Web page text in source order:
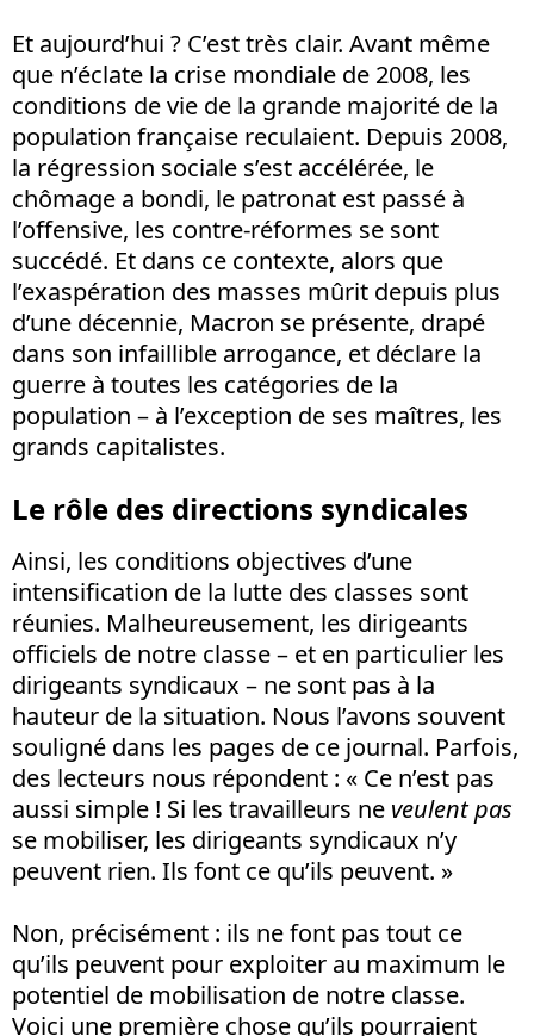
Et aujourd’hui ? C’est très clair. Avant même
que n’éclate la crise mondiale de 2008, les
conditions de vie de la grande majorité de la
population française reculaient. Depuis 2008,
la régression sociale s’est accélérée, le
chômage a bondi, le patronat est passé à
l’offensive, les contre-réformes se sont
succédé. Et dans ce contexte, alors que
l’exaspération des masses mûrit depuis plus
d’une décennie, Macron se présente, drapé
dans son infaillible arrogance, et déclare la
guerre à toutes les catégories de la
population – à l’exception de ses maîtres, les
grands capitalistes.
Le rôle des directions syndicales
Ainsi, les conditions objectives d’une
intensification de la lutte des classes sont
réunies. Malheureusement, les dirigeants
officiels de notre classe – et en particulier les
dirigeants syndicaux – ne sont pas à la
hauteur de la situation. Nous l’avons souvent
souligné dans les pages de ce journal. Parfois,
des lecteurs nous répondent : « Ce n’est pas
aussi simple ! Si les travailleurs ne veulent pas
se mobiliser, les dirigeants syndicaux n’y
peuvent rien. Ils font ce qu’ils peuvent. »
Non, précisément : ils ne font pas tout ce
qu’ils peuvent pour exploiter au maximum le
potentiel de mobilisation de notre classe.
Voici une première chose qu’ils pourraient